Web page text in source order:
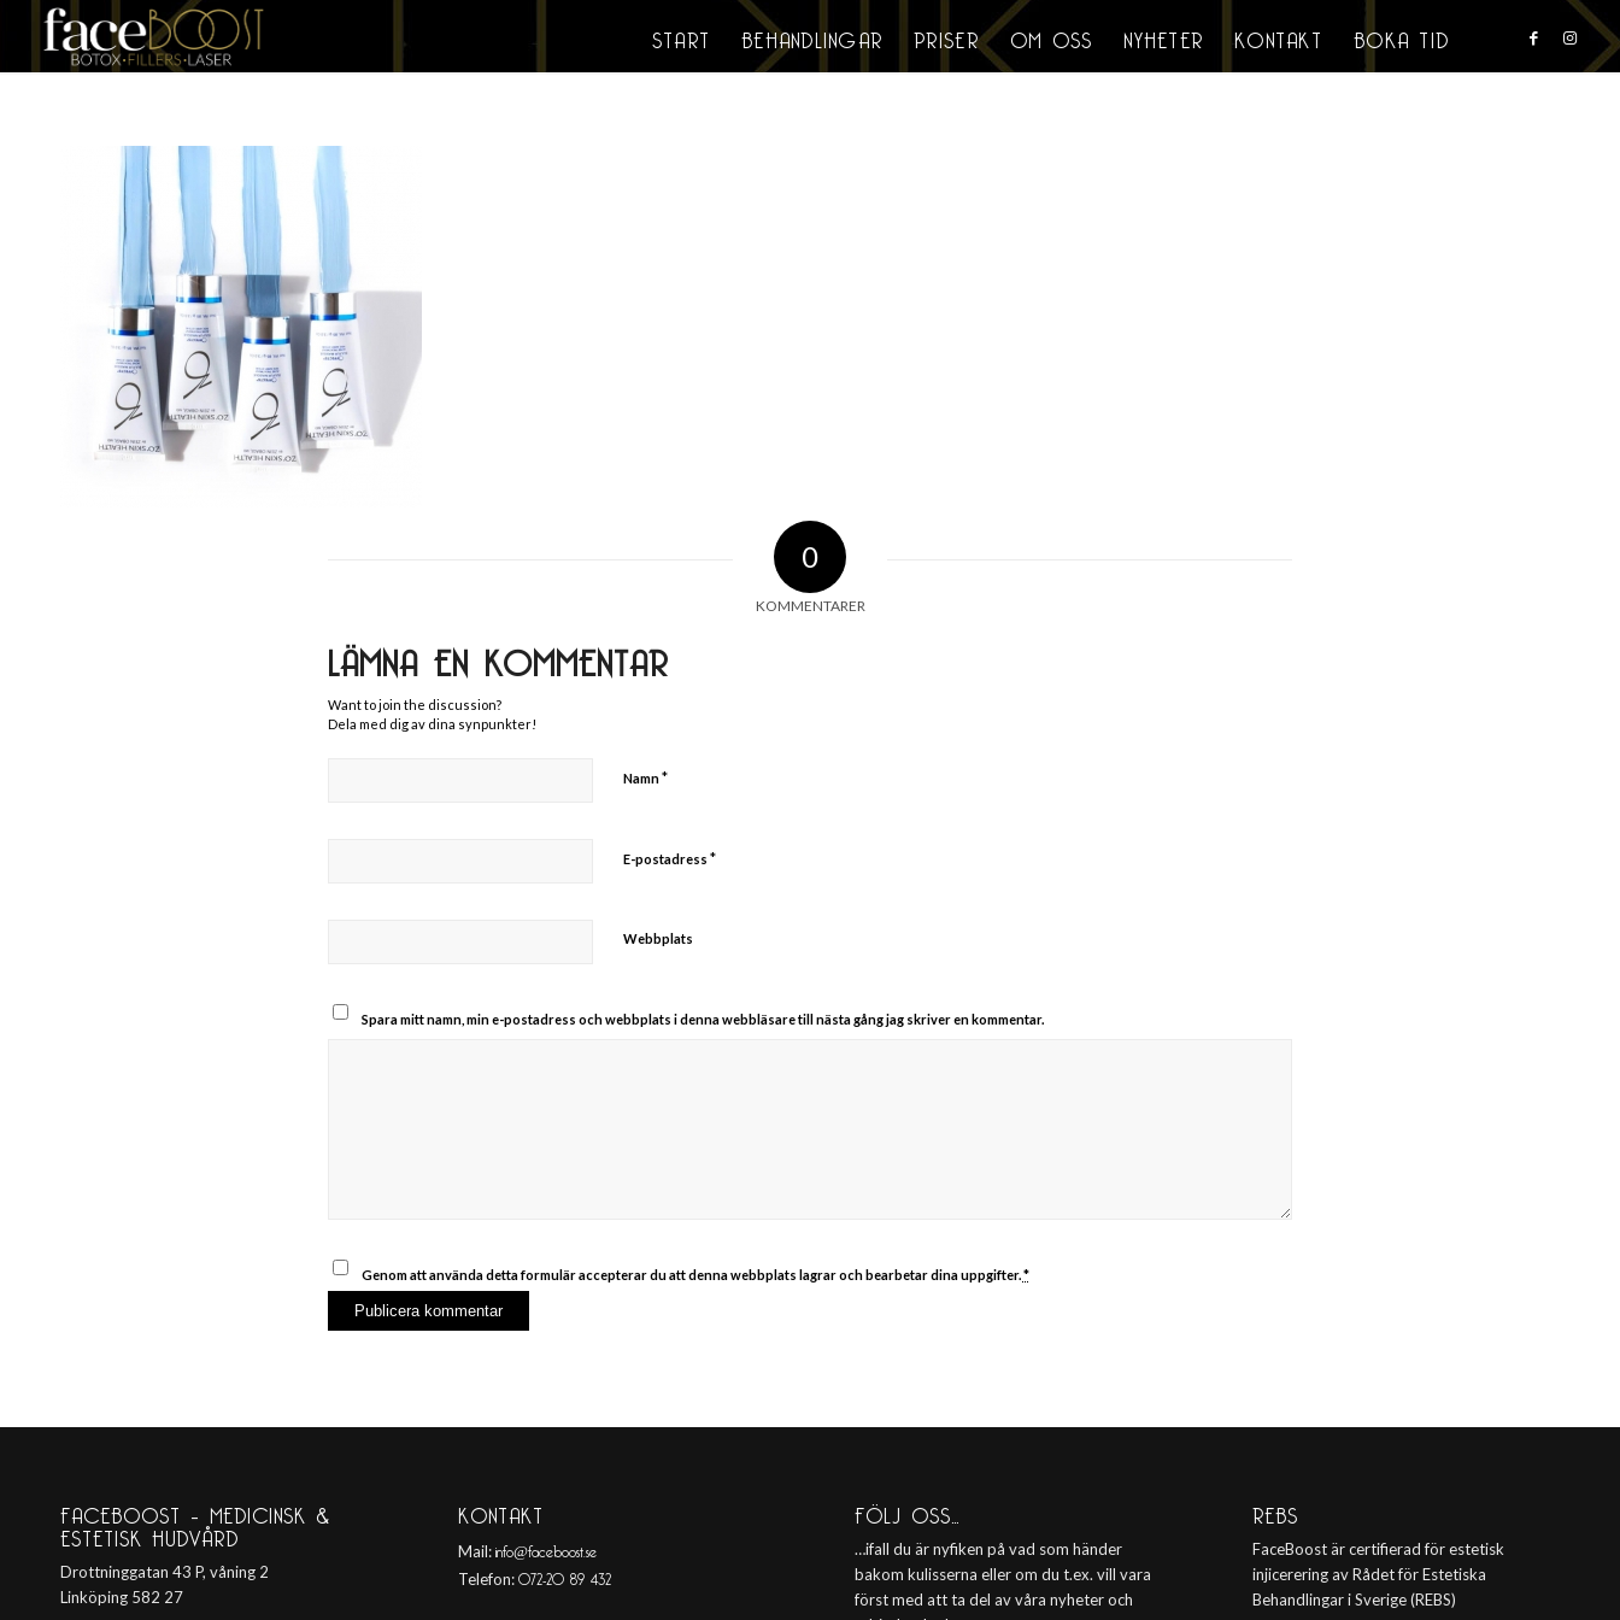
START BEHANDLINGAR PRISER OM OSS NYHETER KONTAKT BOKA TID
0
KOMMENTARER
LÄMNA EN KOMMENTAR
Want to join the discussion?
Dela med dig av dina synpunkter!
Namn*
E-postadress *
Webbplats
Spara mitt namn, min e-postadress och webbplats i denna webbläsare till nästa gång jag skriver en kommentar.
Genom att använda detta formulär accepterar du att denna webbplats lagrar och bearbetar dina uppgifter.*
FACEBOOST – MEDICINSK &
ESTETISK HUDVÅRD
Drottninggatan 43 P, våning 2
Linköping 582 27
KONTAKT
Mail:info@faceboost.se
Telefon:072-20 89 432
FÖLJ OSS…
…ifall du är nyfiken på vad som händer
bakom kulisserna eller om du t.ex. vill vara
först med att ta del av våra nyheter och
REBS
FaceBoost är certifierad för estetisk
injicerering av Rådet för Estetiska
Behandlingar i Sverige (REBS)